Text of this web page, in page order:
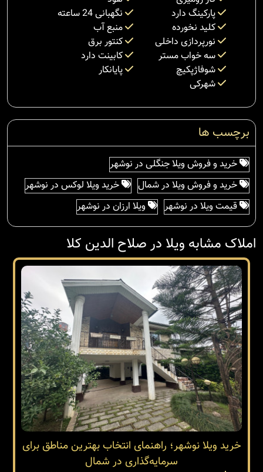
پارکینگ دارد
نگهبانی 24 ساعته
کلید نخورده
منبع آب
نورپردازی داخلی
کنتور برق
سه خواب مستر
کابینت دارد
شوفاژپکیچ
پایانکار
شهرکی
برچسب ها
خرید و فروش ویلا جنگلی در نوشهر
خرید و فروش ویلا در شمال
خرید ویلا لوکس در نوشهر
قیمت ویلا در نوشهر
ویلا ارزان در نوشهر
املاک مشابه ویلا در صلاح الدین کلا
خرید ویلا نوشهر؛ راهنمای انتخاب بهترین مناطق برای
سرمایه‌گذاری در شمال